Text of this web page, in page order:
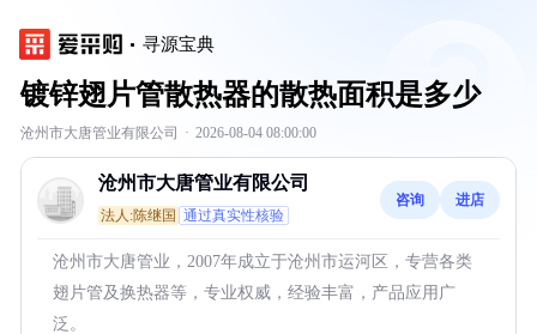
寻源宝典
镀锌翅片管散热器的散热面积是多少
沧州市大唐管业有限公司 · 2026-08-04 08:00:00
沧州市大唐管业有限公司
法人:陈继国 通过真实性核验
咨询 进店
沧州市大唐管业，2007年成立于沧州市运河区，专营各类
翅片管及换热器等，专业权威，经验丰富，产品应用广
泛。